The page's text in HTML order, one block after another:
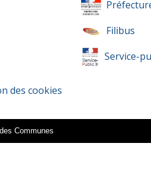
Filibus
Service-
des cookies
Communes